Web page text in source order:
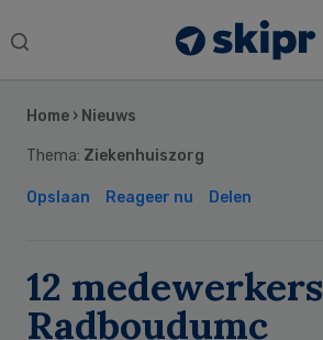
Search
Home › Nieuws
Thema: Ziekenhuiszorg
Opslaan Reageer nu Delen
12 medewerkers
Radboudumc
Sidebar